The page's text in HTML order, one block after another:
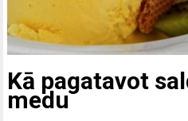
Kā pagatavot
medu